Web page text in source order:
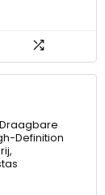
Definition